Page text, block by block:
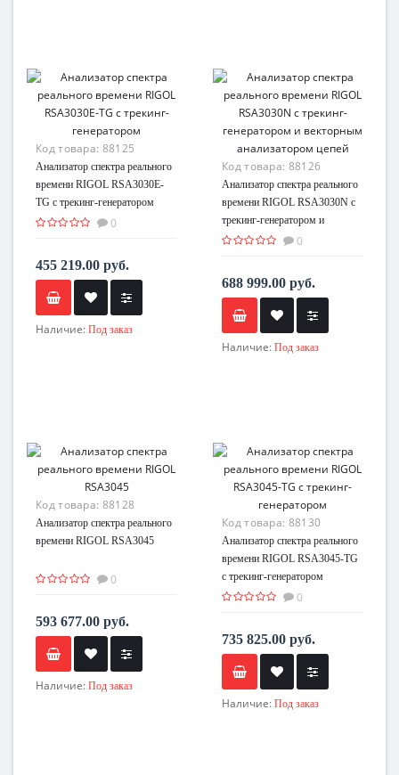
Код товара: 88125
Анализатор спектра реального
времени RIGOL RSA3030E-
TG с трекинг-генератором
0
455 219.00 руб.
Наличие: Под заказ
Код товара: 88126
Анализатор спектра реального
времени RIGOL RSA3030N с
трекинг-генератором и
векторным анализатором цепей
0
688 999.00 руб.
Наличие: Под заказ
Код товара: 88128
Анализатор спектра реального
времени RIGOL RSA3045
0
593 677.00 руб.
Наличие: Под заказ
Код товара: 88130
Анализатор спектра реального
времени RIGOL RSA3045-TG
с трекинг-генератором
0
735 825.00 руб.
Наличие: Под заказ